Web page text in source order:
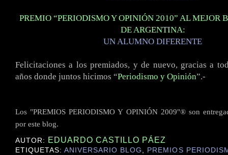
PREMIO “PERIODISMO Y OPINIÓN 2010” AL MEJOR
DE ARGENTINA:
UN ALUMNO DIFERENTE
Felicitaciones a los premiados, y de nuevo, gracias a
años donde juntos hicimos “Periodismo y Opinión”.-
Los "PREMIOS PERIODISMO Y OPINIÓN 2009"® son
por este blog.
AUTOR: EDUARDO CASTILLO PÁEZ
ETIQUETAS:ANIVERSARIO BLOG , PREMIOS